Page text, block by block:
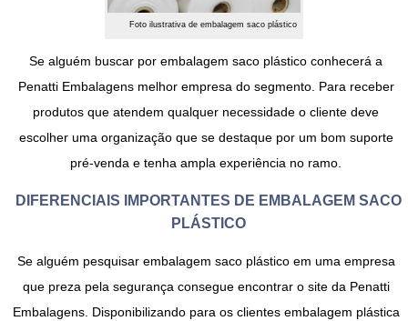
Foto ilustrativa de embalagem saco plástico
Se alguém buscar por embalagem saco plástico conhecerá a
Penatti Embalagens melhor empresa do segmento. Para receber
produtos que atendem qualquer necessidade o cliente deve
escolher uma organização que se destaque por um bom suporte
pré-venda e tenha ampla experiência no ramo.
DIFERENCIAIS IMPORTANTES DE EMBALAGEM SACO
PLÁSTICO
Se alguém pesquisar embalagem saco plásticoem uma empresa
que preza pela segurança consegue encontrar o site da Penatti
Embalagens. Disponibilizando para os clientes embalagem plástica